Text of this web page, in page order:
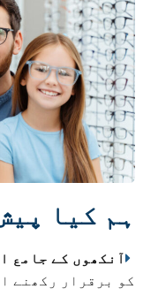
ہم کیا
آنکھوں کے جامع
کو برقرار رکھنے